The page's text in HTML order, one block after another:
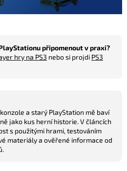
připomenout v praxi?
hry na PS3 nebo si projdi PS3
a starý PlayStation mě baví
jako kus herní historie. V článcích
s použitými hrami, testováním
materiály a ověřené informace od